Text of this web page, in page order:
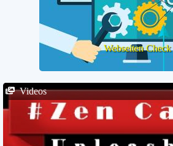
Webseiten Check
Videos